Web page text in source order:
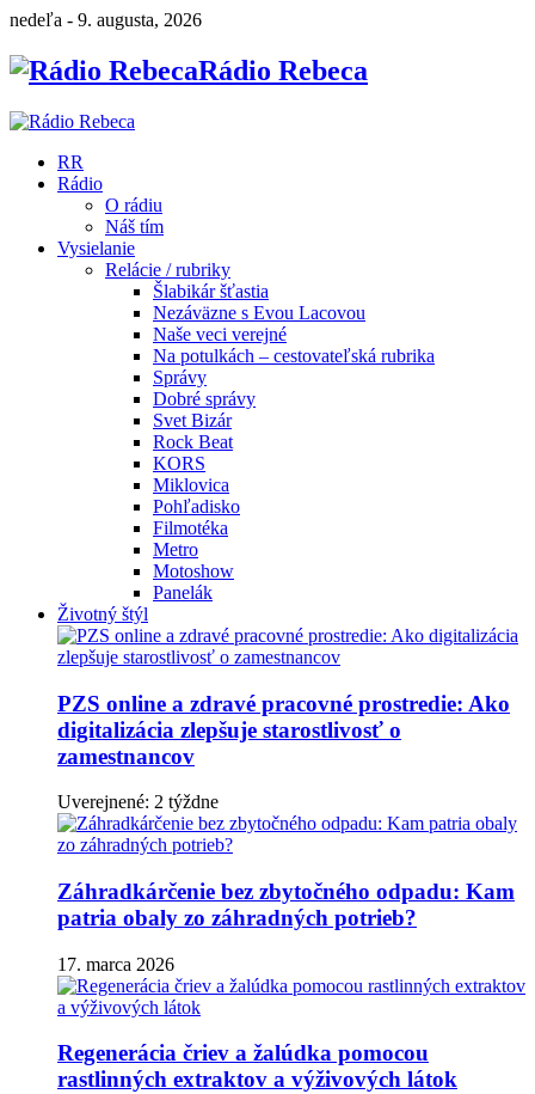
nedeľa - 9. augusta, 2026
Rádio Rebeca
RR
Rádio
O rádiu
Náš tím
Vysielanie
Relácie / rubriky
Šlabikár šťastia
Nezáväzne s Evou Lacovou
Naše veci verejné
Na potulkách – cestovateľská rubrika
Správy
Dobré správy
Svet Bizár
Rock Beat
KORS
Miklovica
Pohľadisko
Filmotéka
Metro
Motoshow
Panelák
Životný štýl
PZS online a zdravé pracovné prostredie: Ako
digitalizácia zlepšuje starostlivosť o
zamestnancov
Uverejnené: 2 týždne
Záhradkárčenie bez zbytočného odpadu: Kam
patria obaly zo záhradných potrieb?
17. marca 2026
Regenerácia čriev a žalúdka pomocou
rastlinných extraktov a výživových látok